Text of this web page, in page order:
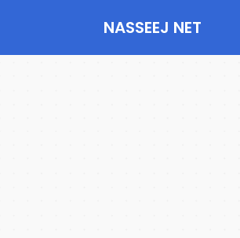
NASSEEJ NET